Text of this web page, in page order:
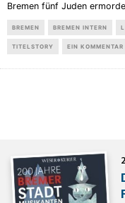
Bremen fünf Juden
BREMEN BREMEN INTERN
TITELSTORY EIN KOMMENTAR